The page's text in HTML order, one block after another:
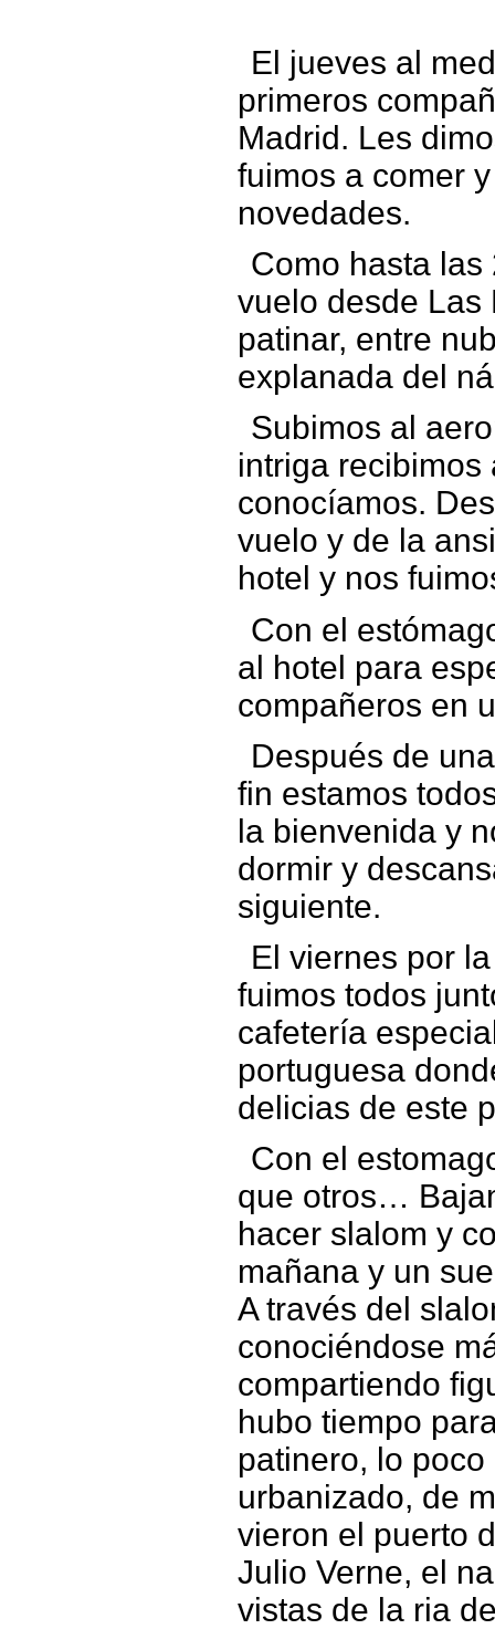
El jueves al
primeros
Madrid. Les
fuimos a comer
novedades.
Como hasta
vuelo desde Las
patinar, entre
explanada del
Subimos al
intriga recibimos
conocíamos.
vuelo y de la
hotel y nos
Con el
al hotel para
compañeros en
Después de
fin estamos
la bienvenida y
dormir y
siguiente.
El viernes por
fuimos todos
cafetería
portuguesa
delicias de este
Con el
que otros…
hacer slalom y
mañana y un
A través del
conociéndose
compartiendo
hubo tiempo
patinero, lo
urbanizado, de
vieron el puerto
Julio Verne, el
vistas de la ria